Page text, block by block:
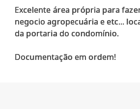
Excelente área própria para
negocio agropecuária e etc...
da portaria do condomínio.